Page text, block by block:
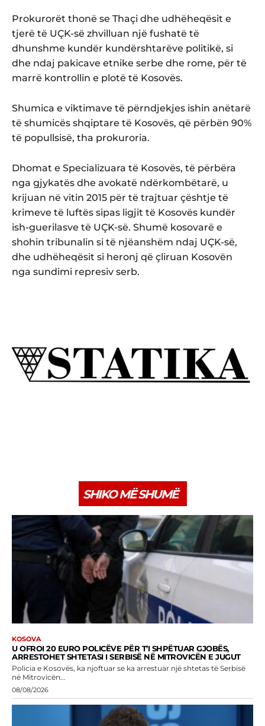
Prokurorët thonë se Thaçi dhe udhëheqësit e
tjerë të UÇK-së zhvilluan një fushatë të
dhunshme kundër kundërshtarëve politikë, si
dhe ndaj pakicave etnike serbe dhe rome, për të
marrë kontrollin e plotë të Kosovës.
Shumica e viktimave të përndjekjes ishin anëtarë
të shumicës shqiptare të Kosovës, që përbën 90%
të popullsisë, tha prokuroria.
Dhomat e Specializuara të Kosovës, të përbëra
nga gjykatës dhe avokatë ndërkombëtarë, u
krijuan në vitin 2015 për të trajtuar çështje të
krimeve të luftës sipas ligjit të Kosovës kundër
ish-guerilasve të UÇK-së. Shumë kosovarë e
shohin tribunalin si të njëanshëm ndaj UÇK-së,
dhe udhëheqësit si heronj që çliruan Kosovën
nga sundimi represiv serb.
SHIKO MË SHUMË
KOSOVA
U OFROI 20 EURO POLICËVE PËR T’I SHPËTUAR GJOBËS,
ARRESTOHET SHTETASI I SERBISË NË MITROVICËN E JUGUT
Policia e Kosovës, ka njoftuar se ka arrestuar një shtetas të Serbisë
në Mitrovicën...
08/08/2026